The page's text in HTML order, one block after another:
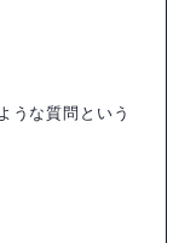
うな質問という